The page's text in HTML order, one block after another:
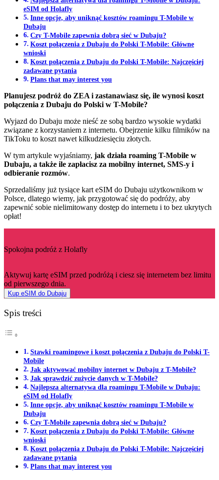
eSIM od Holafly
Inne opcje, aby uniknąć kosztów roamingu T-Mobile w
Dubaju
Czy T-Mobile zapewnia dobrą sieć w Dubaju?
Koszt połączenia z Dubaju do Polski T-Mobile: Główne
wnioski
Koszt połączenia z Dubaju do Polski T-Mobile: Najczęściej
zadawane pytania
Plans that may interest you
Planujesz podróż do ZEA i zastanawiasz się, ile wynosi koszt
połączenia z Dubaju do Polski w T-Mobile?
Wyjazd do Dubaju może nieść ze sobą bardzo wysokie wydatki
związane z korzystaniem z internetu. Obejrzenie kilku filmików na
TikToku to koszt nawet kilkudziesięciu złotych.
W tym artykule wyjaśniamy, jak działa roaming T-Mobile w
Dubaju, a także ile zapłacisz za mobilny internet, SMS-y i
odbieranie rozmów.
Sprzedaliśmy już tysiące kart eSIM do Dubaju użytkownikom w
Polsce, dlatego wiemy, jak przygotować się do podróży, aby
zapewnić sobie nielimitowany dostęp do internetu i to bez ukrytych
opłat!
Spokojna podróż z Holafly
Aktywuj kartę eSIM przed podróżą i ciesz się internetem bez limitu
od pierwszego dnia.
Kup eSIM do Dubaju
Spis treści
Stawki roamingowe i koszt połączenia z Dubaju do Polski T-
Mobile
Jak aktywować mobilny internet w Dubaju z T-Mobile?
Jak sprawdzić zużycie danych w T-Mobile?
Najlepsza alternatywa dla roamingu T-Mobile w Dubaju:
eSIM od Holafly
Inne opcje, aby uniknąć kosztów roamingu T-Mobile w
Dubaju
Czy T-Mobile zapewnia dobrą sieć w Dubaju?
Koszt połączenia z Dubaju do Polski T-Mobile: Główne
wnioski
Koszt połączenia z Dubaju do Polski T-Mobile: Najczęściej
zadawane pytania
Plans that may interest you